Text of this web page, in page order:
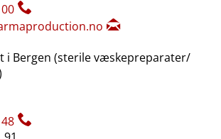
i Bergen (sterile væskepreparater​/​